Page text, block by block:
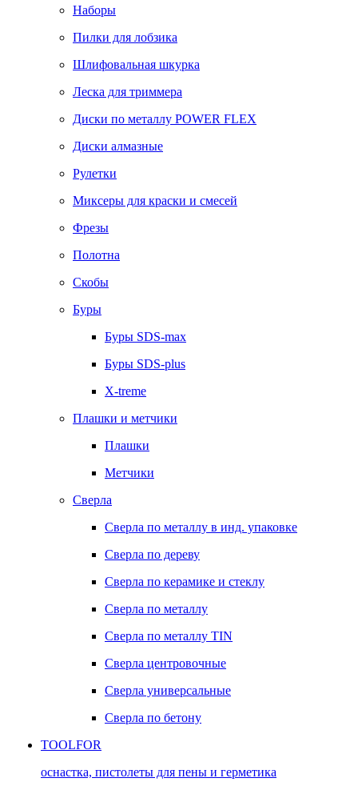
Наборы
Пилки для лобзика
Шлифовальная шкурка
Леска для триммера
Диски по металлу POWER FLEX
Диски алмазные
Рулетки
Миксеры для краски и смесей
Фрезы
Полотна
Скобы
Буры
Буры SDS-max
Буры SDS-plus
X-treme
Плашки и метчики
Плашки
Метчики
Сверла
Сверла по металлу в инд. упаковке
Сверла по дереву
Сверла по керамике и стеклу
Сверла по металлу
Сверла по металлу TIN
Сверла центровочные
Сверла универсальные
Сверла по бетону
TOOLFOR
оснастка, пистолеты для пены и герметика